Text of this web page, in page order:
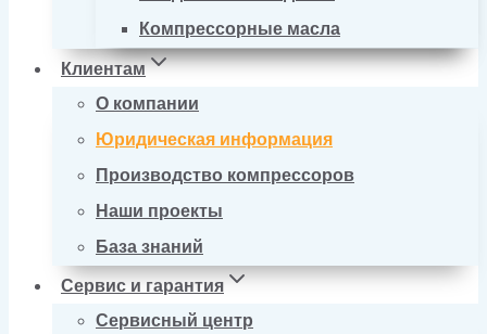
Компрессорные масла
Клиентам
О компании
Юридическая информация
Производство компрессоров
Наши проекты
База знаний
Сервис и гарантия
Сервисный центр